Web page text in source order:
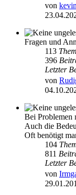
von
Fragen und
113
396
Letzter
von
Bei Problemen
Auch die
Oft benötigt
104
811
Letzter
von